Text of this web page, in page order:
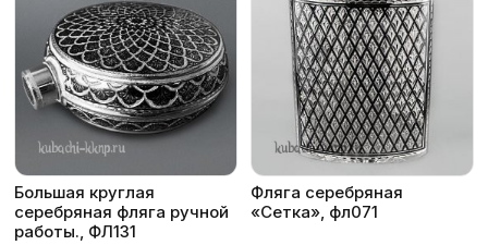
Большая круглая
серебряная фляга ручной
работы., ФЛ131
Фляга серебряная
«Сетка», фл071